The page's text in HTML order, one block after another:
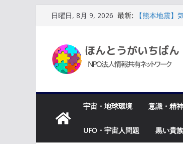
ス
日曜日, 8月 9, 2026 最新:
【熊本地震
いて全員に段
「架け橋」か
戻れない
【UAP最前線
トロール」米
宇宙・地球環境 意識・精
UFO・宇宙人問題 黒い貴族